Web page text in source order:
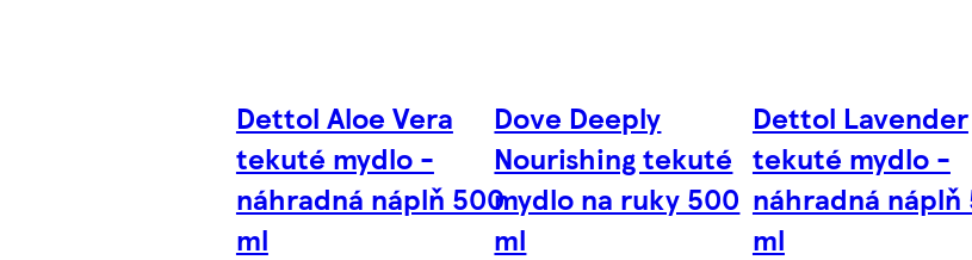
Dettol Aloe Vera
tekuté mydlo -
náhradná náplň 500
ml
Dove Deeply
Nourishing tekuté
mydlo na ruky 500
ml
Dettol Lavender
tekuté mydlo -
náhradná náplň
ml